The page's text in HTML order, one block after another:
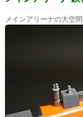
メインアリーナの大空